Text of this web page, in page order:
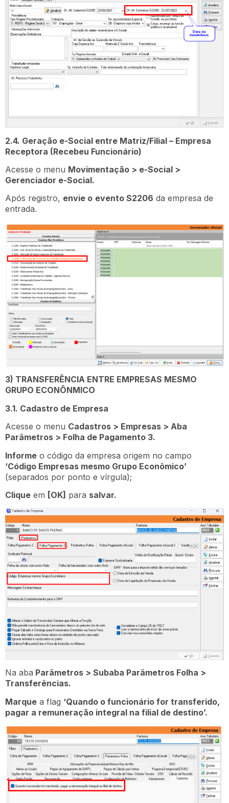
2.4. Geração e-Social entre Matriz/Filial – Empresa
Receptora (Recebeu Funcionário)
Acesse o menu Movimentação > e-Social >
Gerenciador e-Social.
Após registro, envie o evento S2206 da empresa de
entrada.
3) TRANSFERÊNCIA ENTRE EMPRESAS MESMO
GRUPO ECONÔNMICO
3.1. Cadastro de Empresa
Acesse o menu Cadastros > Empresas > Aba
Parâmetros > Folha de Pagamento 3.
Informe o código da empresa origem no campo
‘Código Empresas mesmo Grupo Econômico’
(separados por ponto e vírgula);
Clique em [OK] para salvar.
Na aba Parâmetros > Subaba Parâmetros Folha >
Transferências.
Marque a flag ‘Quando o funcionário for transferido,
pagar a remuneração integral na filial de destino’.